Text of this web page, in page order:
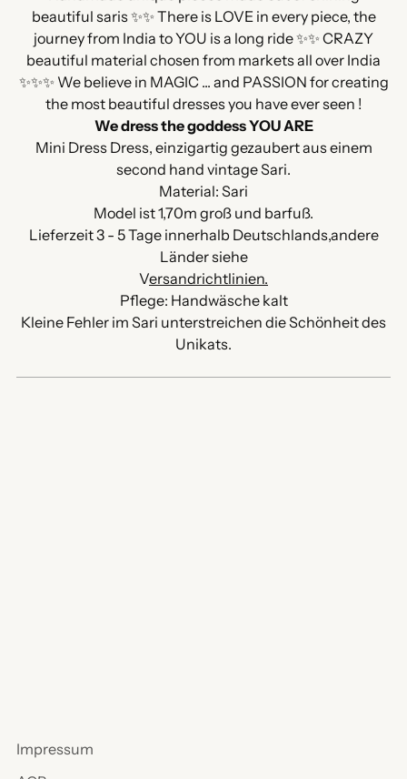
legen
beautiful saris ✨✨ There is LOVE in every piece, the
journey from India to YOU is a long ride ✨✨ CRAZY
beautiful material chosen from markets all over India
✨✨✨ We believe in MAGIC ... and PASSION for creating
the most beautiful dresses you have ever seen !
We dress the goddess YOU ARE
Mini Dress Dress, einzigartig gezaubert aus einem
second hand vintage Sari.
Material: Sari
Model ist 1,70m groß und barfuß.
Lieferzeit 3 - 5 Tage innerhalb Deutschlands,andere
Länder siehe
Versandrichtlinien.
Pflege: Handwäsche kalt
Kleine Fehler im Sari unterstreichen die Schönheit des
Unikats.
Impressum